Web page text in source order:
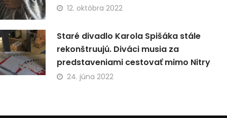
12. októbra 2022
Staré divadlo Karola Spišáka stále
rekonštruujú. Diváci musia za
predstaveniami cestovať mimo Nitry
24. júna 2022